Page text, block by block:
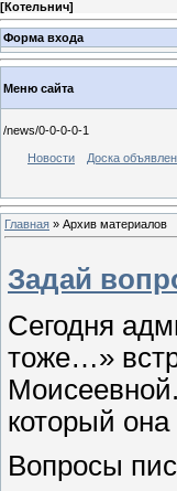
[Котельнич]
Форма входа
Меню сайта
/news/0-0-0-0-1
Новости Доска
Главная » Архив материалов
Задай
Сегодня
тоже…»
который
Вопросы